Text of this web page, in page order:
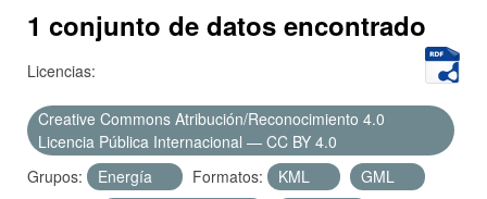
Acerca de
1 conjunto de datos encontrado
Licencias:
Creative Commons Atribución/Reconocimiento 4.0
Licencia Pública Internacional — CC BY 4.0
Grupos:
Energía Formatos: KML
GML